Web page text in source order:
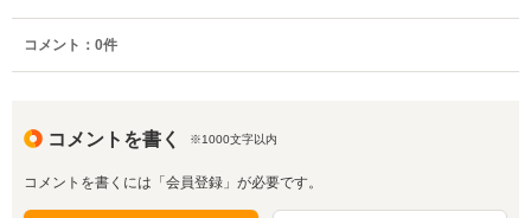
コメント： 0件
コメントを書く ※1000文字以内
コメントを書くには「会員登録」が必要です。